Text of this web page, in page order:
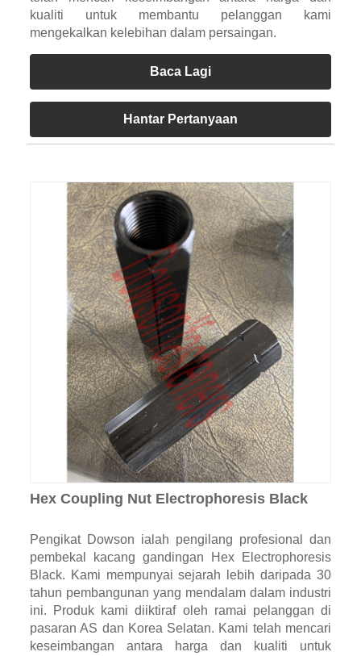
kualiti untuk membantu pelanggan kami
mengekalkan kelebihan dalam persaingan.
Baca Lagi
Hantar Pertanyaan
Hex Coupling Nut Electrophoresis Black
Pengikat Dowson ialah pengilang profesional dan
pembekal kacang gandingan Hex Electrophoresis
Black. Kami mempunyai sejarah lebih daripada 30
tahun pembangunan yang mendalam dalam industri
ini. Produk kami diiktiraf oleh ramai pelanggan di
pasaran AS dan Korea Selatan. Kami telah mencari
keseimbangan antara harga dan kualiti untuk